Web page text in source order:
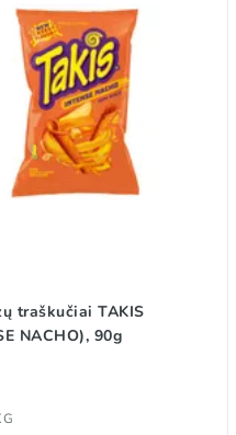
traškučiai TAKIS
NACHO), 90g